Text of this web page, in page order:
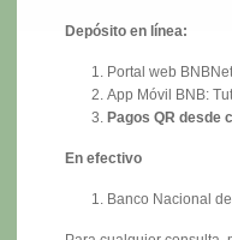
Depósito en línea:
Portal web
App Móvil BNB:
Pagos QR desde
En efectivo
Banco Nacional